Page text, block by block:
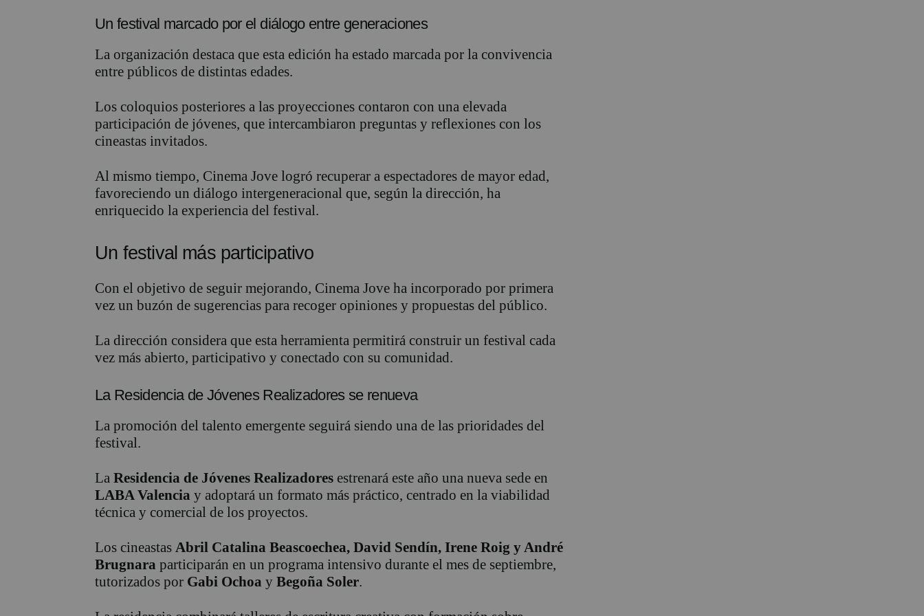
Un festival marcado por el diálogo entre generaciones
La organización destaca que esta edición ha estado marcada por la convivencia
entre públicos de distintas edades.
Los coloquios posteriores a las proyecciones contaron con una elevada
participación de jóvenes, que intercambiaron preguntas y reflexiones con los
cineastas invitados.
Al mismo tiempo, Cinema Jove logró recuperar a espectadores de mayor edad,
favoreciendo un diálogo intergeneracional que, según la dirección, ha
enriquecido la experiencia del festival.
Un festival más participativo
Con el objetivo de seguir mejorando, Cinema Jove ha incorporado por primera
vez un buzón de sugerencias para recoger opiniones y propuestas del público.
La dirección considera que esta herramienta permitirá construir un festival cada
vez más abierto, participativo y conectado con su comunidad.
La Residencia de Jóvenes Realizadores se renueva
La promoción del talento emergente seguirá siendo una de las prioridades del
festival.
La Residencia de Jóvenes Realizadores estrenará este año una nueva sede en
LABA Valencia y adoptará un formato más práctico, centrado en la viabilidad
técnica y comercial de los proyectos.
Los cineastas Abril Catalina Beascoechea, David Sendín, Irene Roig y André
Brugnara participarán en un programa intensivo durante el mes de septiembre,
tutorizados por Gabi Ochoa y Begoña Soler.